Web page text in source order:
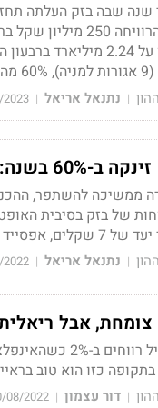
שנה שבה בזק העלתה
| נתנאל אריאל |
עליה של 6.4% ברווח ל-314 מיליון שקל ברבעון
אפסייד של 14%
| נתנאל אריאל |
אבל
בתקופה כזו הוא טוב
| דור עצמון |
08/2022